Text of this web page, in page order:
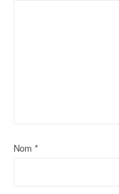
r
Nom *